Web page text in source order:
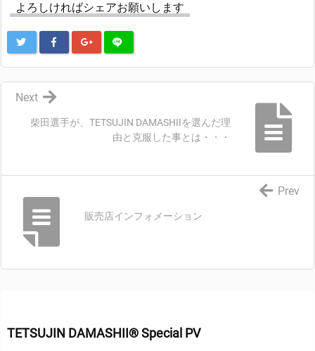
よろしければシェアお願いします
柴田選手が、TETSUJIN DAMASHIIを選んだ理
由と克服した事とは・・・
Next
販売店インフォメーション
Prev
TETSUJIN DAMASHII® Special PV